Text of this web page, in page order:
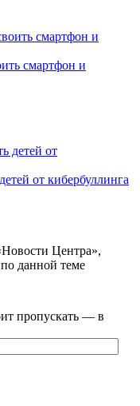
смартфон и
от кибербуллинга
Центра»,
данной теме
пропускать — в